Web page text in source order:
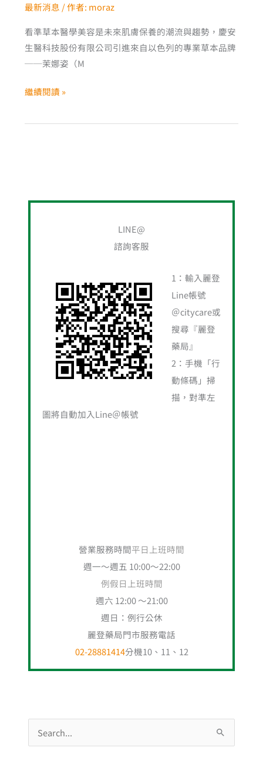
LINE@
諮詢客服
1：輸入麗登
Line帳號
＠citycare或
搜尋『麗登
藥局』
2：手機「行
動條碼」掃
描，對準左
圖將自動加入Line＠帳號
營業服務時間平日上班時間
週一～週五 10:00～22:00
例假日上班時間
週六 12:00 ～21:00
週日：例行公休
麗登藥局門市服務電話
02-28881414分機10、11、12
最新消息 / 作者: moraz
看準草本醫學美容是未來肌膚保養的潮流與趨勢，慶安
生醫科技股份有限公司引進來自以色列的專業草本品牌
──茉娜姿（M
繼續閱讀 »